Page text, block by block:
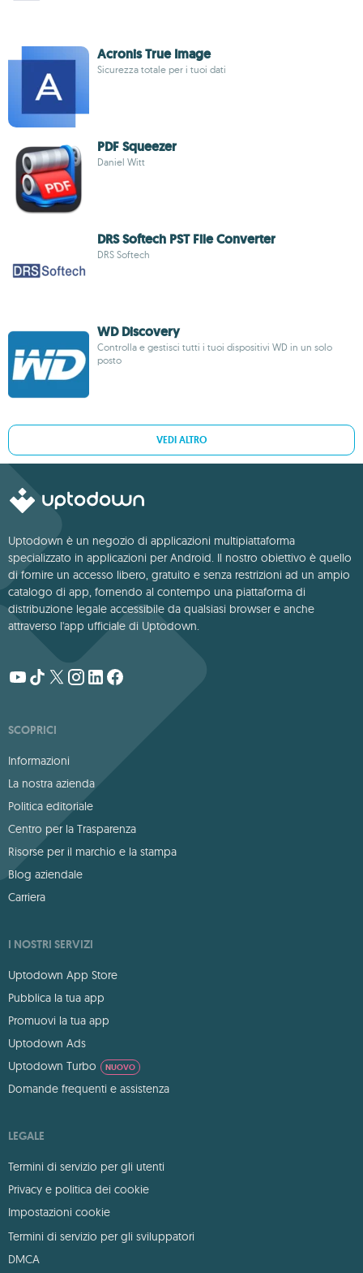
Acronis True Image
Sicurezza totale per i tuoi dati
PDF Squeezer
Daniel Witt
DRS Softech PST File Converter
DRS Softech
WD Discovery
Controlla e gestisci tutti i tuoi dispositivi WD in un solo
posto
VEDI ALTRO
Uptodown è un negozio di applicazioni multipiattaforma
specializzato in applicazioni per Android. Il nostro obiettivo è quello
di fornire un accesso libero, gratuito e senza restrizioni ad un ampio
catalogo di app, fornendo al contempo una piattaforma di
distribuzione legale accessibile da qualsiasi browser e anche
attraverso l'app ufficiale di Uptodown.
SCOPRICI
Informazioni
La nostra azienda
Politica editoriale
Centro per la Trasparenza
Risorse per il marchio e la stampa
Blog aziendale
Carriera
I NOSTRI SERVIZI
Uptodown App Store
Pubblica la tua app
Promuovi la tua app
Uptodown Ads
Uptodown Turbo
NUOVO
Domande frequenti e assistenza
LEGALE
Termini di servizio per gli utenti
Privacy e politica dei cookie
Impostazioni cookie
Termini di servizio per gli sviluppatori
DMCA